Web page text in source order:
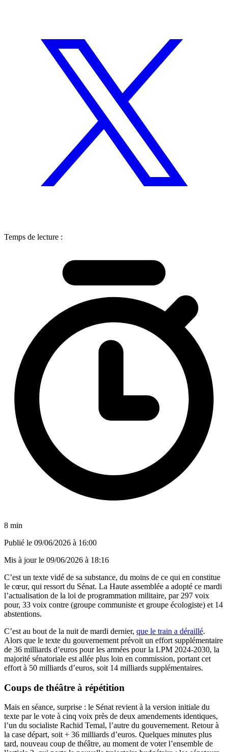
Temps de lecture :
8 min
Publié le 09/06/2026 à 16:00
Mis à jour le 09/06/2026 à 18:16
C’est un texte vidé de sa substance, du moins de ce qui en constitue
le cœur, qui ressort du Sénat. La Haute assemblée a adopté ce mardi
l’actualisation de la loi de programmation militaire, par 297 voix
pour, 33 voix contre (groupe communiste et groupe écologiste) et 14
abstentions.
C’est au bout de la nuit de mardi dernier, que le train a déraillé.
Alors que le texte du gouvernement prévoit un effort supplémentaire
de 36 milliards d’euros pour les armées pour la LPM 2024-2030, la
majorité sénatoriale est allée plus loin en commission, portant cet
effort à 50 milliards d’euros, soit 14 milliards supplémentaires.
Coups de théâtre à répétition
Mais en séance, surprise : le Sénat revient à la version initiale du
texte par le vote à cinq voix près de deux amendements identiques,
l’un du socialiste Rachid Temal, l’autre du gouvernement. Retour à
la case départ, soit + 36 milliards d’euros. Quelques minutes plus
tard, nouveau coup de théâtre, au moment de voter l’ensemble de